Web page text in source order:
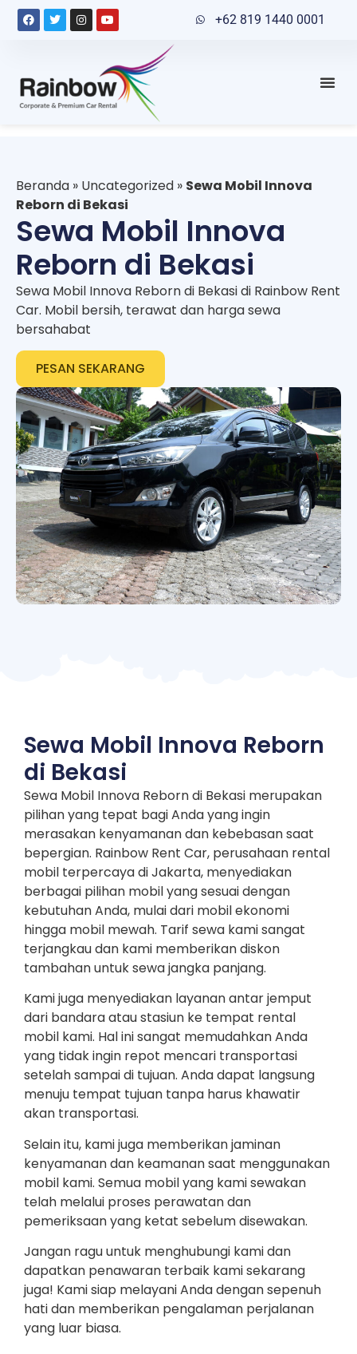
+62 819 1440 0001
Beranda » Uncategorized » Sewa Mobil Innova
Reborn di Bekasi
Sewa Mobil Innova
Reborn di Bekasi
Sewa Mobil Innova Reborn di Bekasi di Rainbow Rent
Car. Mobil bersih, terawat dan harga sewa
bersahabat
PESAN SEKARANG
Sewa Mobil Innova Reborn
di Bekasi
Sewa Mobil Innova Reborn di Bekasi merupakan
pilihan yang tepat bagi Anda yang ingin
merasakan kenyamanan dan kebebasan saat
bepergian. Rainbow Rent Car, perusahaan rental
mobil terpercaya di Jakarta, menyediakan
berbagai pilihan mobil yang sesuai dengan
kebutuhan Anda, mulai dari mobil ekonomi
hingga mobil mewah. Tarif sewa kami sangat
terjangkau dan kami memberikan diskon
tambahan untuk sewa jangka panjang.
Kami juga menyediakan layanan antar jemput
dari bandara atau stasiun ke tempat rental
mobil kami. Hal ini sangat memudahkan Anda
yang tidak ingin repot mencari transportasi
setelah sampai di tujuan. Anda dapat langsung
menuju tempat tujuan tanpa harus khawatir
akan transportasi.
Selain itu, kami juga memberikan jaminan
kenyamanan dan keamanan saat menggunakan
mobil kami. Semua mobil yang kami sewakan
telah melalui proses perawatan dan
pemeriksaan yang ketat sebelum disewakan.
Jangan ragu untuk menghubungi kami dan
dapatkan penawaran terbaik kami sekarang
juga! Kami siap melayani Anda dengan sepenuh
hati dan memberikan pengalaman perjalanan
yang luar biasa.